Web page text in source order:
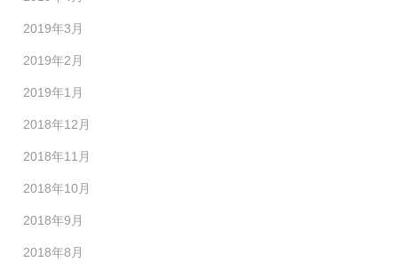
2019年3月
2019年2月
2019年1月
2018年12月
2018年11月
2018年10月
2018年9月
2018年8月